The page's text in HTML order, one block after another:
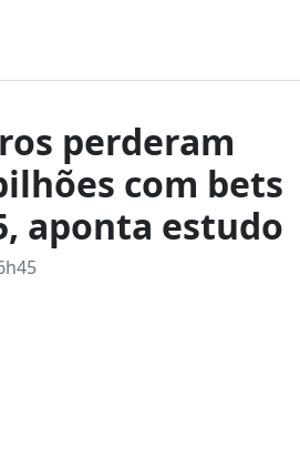
perderam
com bets
aponta estudo